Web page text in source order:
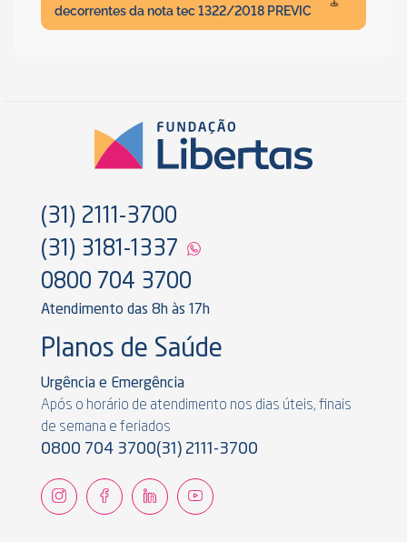
decorrentes da nota tec 1322/2018 PREVIC
(31) 2111-3700
(31) 3181-1337
0800 704 3700
Atendimento das 8h às 17h
Planos de Saúde
Urgência e Emergência
Após o horário de atendimento nos dias úteis, finais
de semana e feriados
0800 704 3700(31) 2111-3700